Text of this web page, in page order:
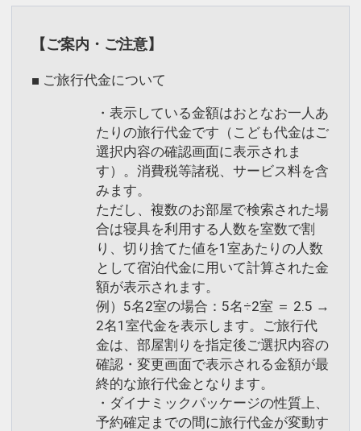
インターネットコース番号：DP-1-
17413296
【ご案内・ご注意】
■ ご旅行代金について
・表示している金額はおとなお一人あ
たりの旅行代金です（こども代金はご
選択内容の確認画面に表示されま
す）。消費税等諸税、サービス料を含
みます。
ただし、複数のお部屋で検索された場
合は寝具を利用する人数を室数で割
り、切り捨てた値を1室あたりの人数
として宿泊代金に用いて計算された金
額が表示されます。
例）5名2室の場合：5名÷2室 ＝ 2.5 →
2名1室代金を表示します。ご旅行代
金は、部屋割りを指定後ご選択内容の
確認・変更画面で表示される金額が最
終的な旅行代金となります。
・ダイナミックパッケージの性質上、
予約確定までの間に旅行代金が変動す